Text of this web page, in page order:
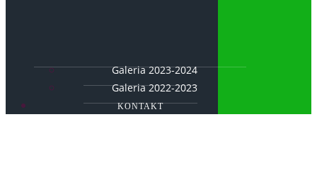
Galeria 2023-2024
Galeria 2022-2023
KONTAKT